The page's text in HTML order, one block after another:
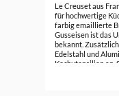
Le Creuset aus
für hochwertige
farbig emaillierte
Gusseisen ist das
bekannt.
Edelstahl und
Kochutensilien an.